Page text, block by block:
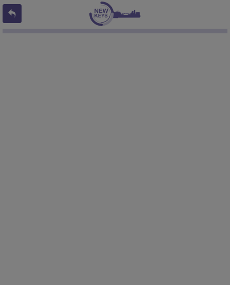
L'offre 8203050 n'existe pas ou n'est plus en ligne